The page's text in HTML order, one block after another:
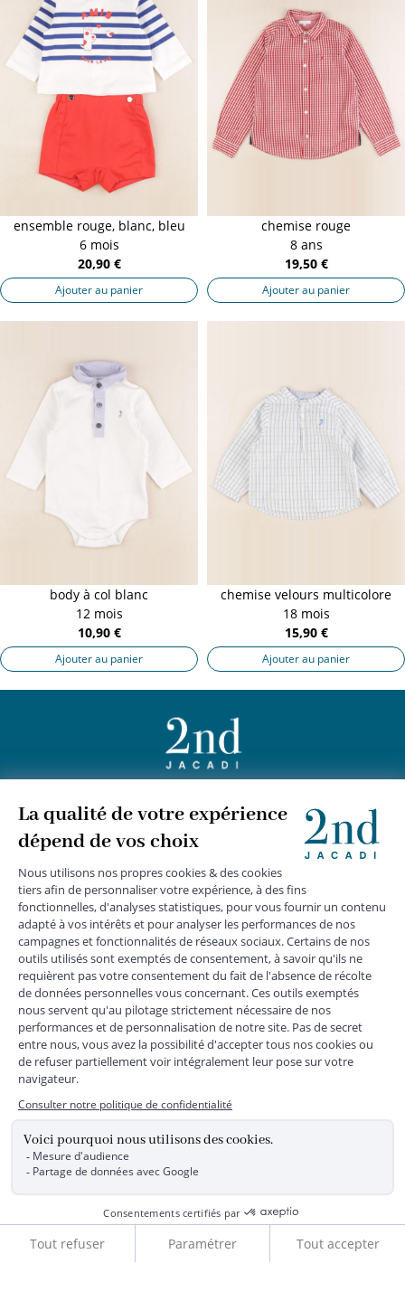
Ajouter au panier
ensemble rouge, blanc, bleu
6 mois
20,90 €
Ajouter au panier
chemise rouge
8 ans
19,50 €
Ajouter au panier
body à col blanc
12 mois
10,90 €
Ajouter au panier
chemise velours multicolore
18 mois
15,90 €
Ajouter au panier
JACADI 2nd +
SERVICE CLIENTS +
SUIVEZ-NOUS
MENTIONS LÉGALES|CGU|CGV|COOKIES |
DONNÉES PERSONNELLES
*Livraison express gratuite en point relais dès 59 € et à domicile dès 150
€ vers la France Métropolitaine
du traitement, sont nécessaires à l'envoi de newsletters, à la
création de compte, pour le traitement, le suivi et la livraison
de votre commande, ainsi que pour le suivi de votre
Règlement Européen 2016/679 du 27 avril 2016 sur la
protection des données personnelles, vous bénéficiez d'un
droit d'accès, d'édiction des directives anticipées, de